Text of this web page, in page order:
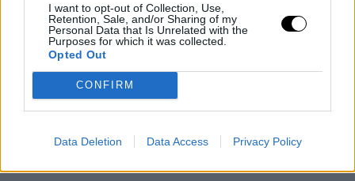
I want to opt-out of Collection, Use,
Retention, Sale, and/or Sharing of my
Personal Data that Is Unrelated with the
Purposes for which it was collected.
Opted Out
CONFIRM
Data Deletion Data Access Privacy Policy